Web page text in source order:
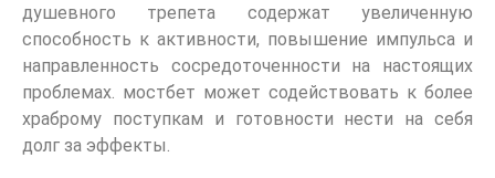
душевного трепета содержат увеличенную
способность к активности, повышение импульса и
направленность сосредоточенности на настоящих
проблемах. мостбет может содействовать к более
храброму поступкам и готовности нести на себя
долг за эффекты.